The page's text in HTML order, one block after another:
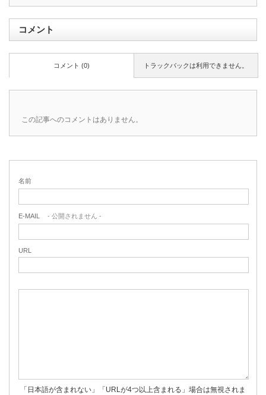
コメント
トラックバックは利用できません。
コメント (0)
この記事へのコメントはありません。
名前
E-MAIL - 公開されません -
URL
「日本語が含まれない」「URLが4つ以上含まれる」場合は無視されま